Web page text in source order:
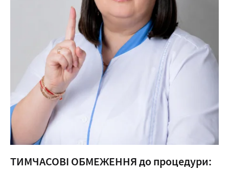
ТИМЧАСОВІ ОБМЕЖЕННЯ до процедури: